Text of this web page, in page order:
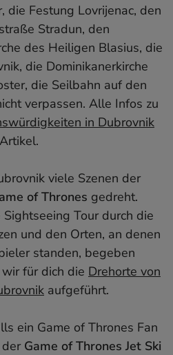
die Festung Lovrijenac, den
Stradun, den
des Heiligen Blasius, die
die Dominikanerkirche
die Seilbahn auf den
verpassen. Alle Infos zu
in Dubrovnik
viele Szenen der
of Thrones gedreht.
Tour durch die
und den Orten, an denen
standen, begeben
für dich die Drehorte von
aufgeführt.
ein Game of Thrones Fan
Game of Thrones Jet Ski